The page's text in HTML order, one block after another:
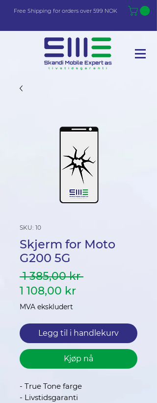
Free Shipping for orders over 599 NOK
SKU: 10
Skjerm for Moto
G200 5G
1 385,00 kr Vanlig
1 108,00 krSalgspris
MVA ekskludert
Legg til i handlekurv
Kjøp nå
- True Tone farge
- Livstidsgaranti